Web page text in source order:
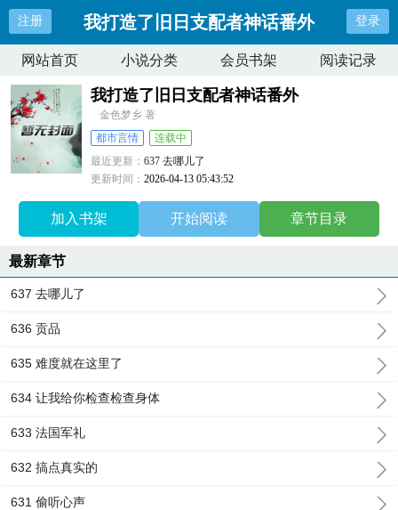
注册 我打造了旧日支配者神话番外 登录
网站首页 小说分类 会员书架 阅读记录
我打造了旧日支配者神话番外
金色梦乡 著
都市言情
连载中
最近更新：637 去哪儿了
更新时间：2026-04-13 05:43:52
加入书架 开始阅读 章节目录
最新章节
637 去哪儿了
636 贡品
635 难度就在这里了
634 让我给你检查检查身体
633 法国军礼
632 搞点真实的
631 偷听心声